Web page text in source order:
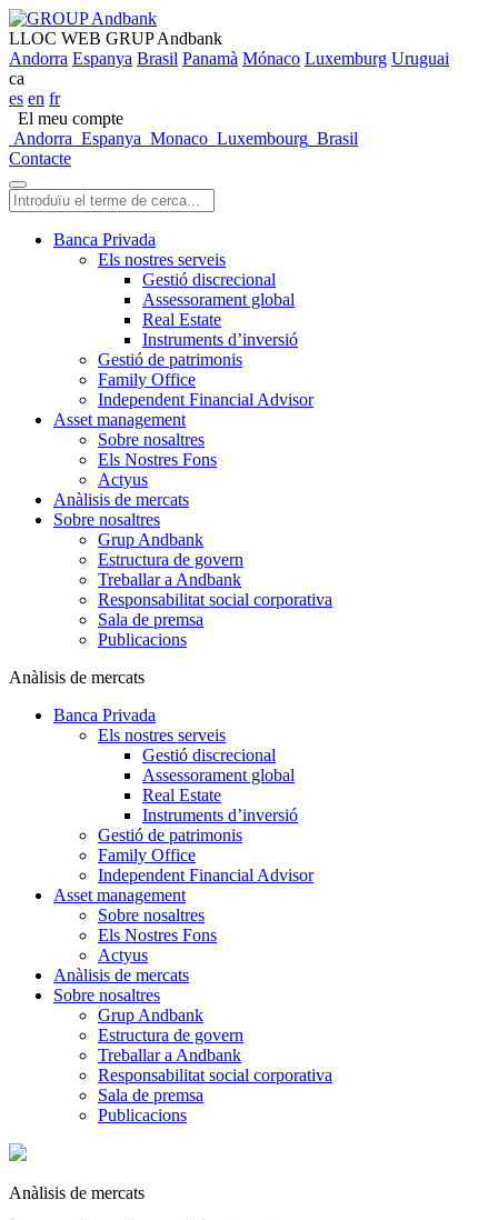
LLOC WEB GRUP Andbank
Andorra Espanya Brasil Panamà Mónaco Luxemburg Uruguai
ca
es en fr
El meu compte
Andorra Espanya Monaco Luxembourg Brasil
Contacte
Banca Privada
Els nostres serveis
Gestió discrecional
Assessorament global
Real Estate
Instruments d’inversió
Gestió de patrimonis
Family Office
Independent Financial Advisor
Asset management
Sobre nosaltres
Els Nostres Fons
Actyus
Anàlisis de mercats
Sobre nosaltres
Grup Andbank
Estructura de govern
Treballar a Andbank
Responsabilitat social corporativa
Sala de premsa
Publicacions
Anàlisis de mercats
Banca Privada
Els nostres serveis
Gestió discrecional
Assessorament global
Real Estate
Instruments d’inversió
Gestió de patrimonis
Family Office
Independent Financial Advisor
Asset management
Sobre nosaltres
Els Nostres Fons
Actyus
Anàlisis de mercats
Sobre nosaltres
Grup Andbank
Estructura de govern
Treballar a Andbank
Responsabilitat social corporativa
Sala de premsa
Publicacions
Anàlisis de mercats